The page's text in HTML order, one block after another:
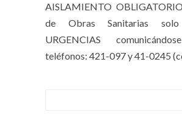
AISLAMIENTO
de Obras Sanitarias solo
URGENCIAS
teléfonos: 421-097 y 41-0245